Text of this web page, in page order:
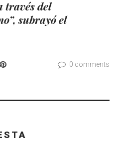
través del
subrayó el
Pinterest 0 comments